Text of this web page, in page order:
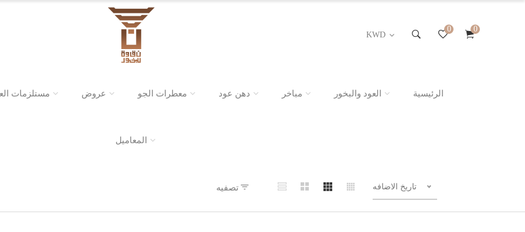
KWD
0 0
الرئيسية العود والبخور مباخر دهن عود معطرات الجو عروض مستلزمات
المعاميل
تاريخ الاضافه تصفيه